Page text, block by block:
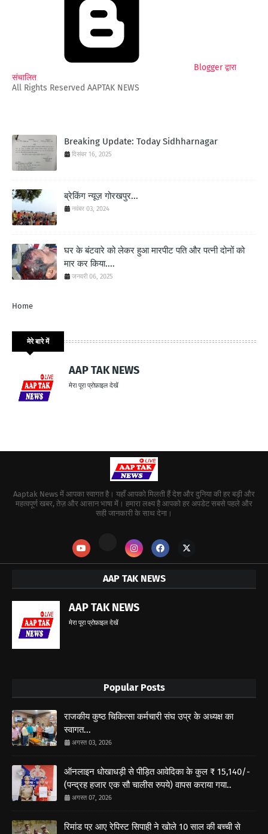
Blogger द्वारा
संचालित
All Rights Reserved AAPTAK NEWS
Breaking Update: Today Sidhharnagar
दिसंबर 16, 2025
ब्रेकिंग न्यूज़ गोरखपुर...
नवंबर 03, 2024
घर के बंटवारे को लेकर हुआ मारपीट पति और पत्नी दोनों को
मार कर किया....
जनवरी 06, 2025
Home
मेरे बारे में
AAP TAK NEWS
मेरा पूरा प्रोफ़ाइल देखें
Aaptak News में आपका स्वागत है। यहाँ आपको मिलती हैं देश और दुनिया की हर बड़ी और
महत्वपूर्ण खबर, तेज़ और आसान भाषा में। हमारा लक्ष्य है आपको हर अपडेट सबसे पहले और
सही जानकारी के साथ देना।
AAP TAK NEWS
AAP TAK NEWS
मेरा पूरा प्रोफ़ाइल देखें
Popular Posts
राजकीय कुष्ठ चिकित्सा कर्मचारी संघ उप्र के अध्यक्ष का
स्वागत...
अगस्त 03, 2026
ऑनलाइन धोखाधड़ी से पीड़ित आवेदिका के कुल ₹ 15,140/-
(पन्द्रह हजार एक सौ चालीस रुपये) वापस कराया गया..
अगस्त 07, 2026
रिमांड पऱ आए रेपिस्ट सिपाही ने खोले 10 साल की बच्ची से